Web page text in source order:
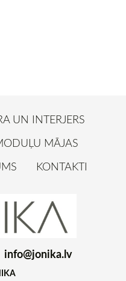
UN INTERJERS
MĀJAS
KONTAKTI
info@jonika.lv